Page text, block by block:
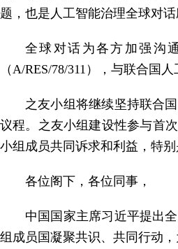
题，也是人工智能治理全球对话
全球对话为各方加强沟
（A/RES/78/311），与联合国
之友小组将继续坚持联合
议程。之友小组建设性参与首
小组成员共同诉求和利益，特
各位阁下，各位同事，
中国国家主席习近平提出
组成员国凝聚共识、共同行动